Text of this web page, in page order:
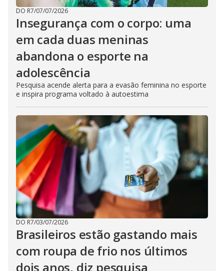
DO R7/07/07/2026
Insegurança com o corpo: uma
em cada duas meninas
abandona o esporte na
adolescência
Pesquisa acende alerta para a evasão feminina no esporte
e inspira programa voltado à autoestima
DO R7/03/07/2026
Brasileiros estão gastando mais
com roupa de frio nos últimos
dois anos, diz pesquisa